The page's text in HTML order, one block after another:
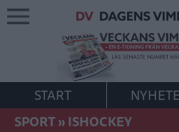
START
SPORT»ISHOCKEY